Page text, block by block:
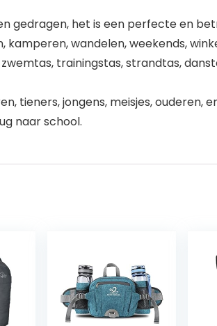
gedragen, het is een perfecte en
wandelen, weekends,
trainingstas, strandtas,
tieners, jongens, meisjes, ouderen,
naar school.